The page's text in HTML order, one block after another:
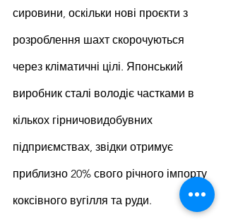
сировини, оскільки нові проєкти з
розроблення шахт скорочуються
через кліматичні цілі. Японський
виробник сталі володіє частками в
кількох гірничовидобувних
підприємствах, звідки отримує
приблизно 20% свого річного імпорту
коксівного вугілля та руди.